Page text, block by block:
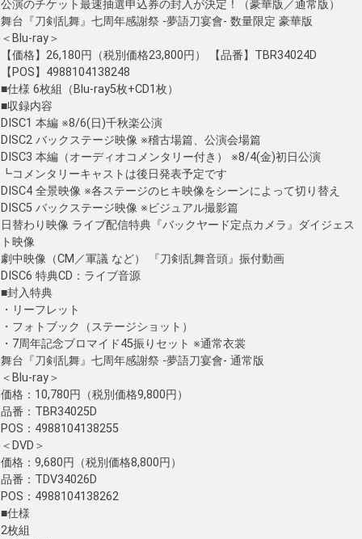
公演のチケット最速抽選申込券の封入が決定！（豪華版／通常版）
舞台『刀剣乱舞』七周年感謝祭 -夢語刀宴會- 数量限定 豪華版
＜Blu-ray＞
【価格】26,180円（税別価格23,800円） 【品番】TBR34024D
【POS】4988104138248
■仕様 6枚組（Blu-ray5枚+CD1枚）
■収録内容
DISC1 本編 ※8/6(日)千秋楽公演
DISC2 バックステージ映像 ※稽古場篇、公演会場篇
DISC3 本編（オーディオコメンタリー付き） ※8/4(金)初日公演
┗コメンタリーキャストは後日発表予定です
DISC4 全景映像 ※各ステージのヒキ映像をシーンによって切り替え
DISC5 バックステージ映像 ※ビジュアル撮影篇
日替わり映像 ライブ配信特典『バックヤード定点カメラ』ダイジェス
ト映像
劇中映像（CM／軍議 など） 『刀剣乱舞音頭』振付動画
DISC6 特典CD：ライブ音源
■封入特典
・リーフレット
・フォトブック（ステージショット）
・7周年記念ブロマイド45振りセット ※通常衣裳
舞台『刀剣乱舞』七周年感謝祭 -夢語刀宴會- 通常版
＜Blu-ray＞
価格：10,780円（税別価格9,800円）
品番：TBR34025D
POS：4988104138255
＜DVD＞
価格：9,680円（税別価格8,800円）
品番：TDV34026D
POS：4988104138262
■仕様
2枚組